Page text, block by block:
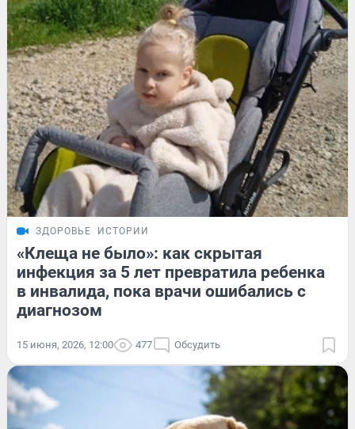
ЗДОРОВЬЕ ИСТОРИИ
«Клеща не было»: как скрытая
инфекция за 5 лет превратила ребенка
в инвалида, пока врачи ошибались с
диагнозом
15 июня, 2026, 12:00 477 Обсудить